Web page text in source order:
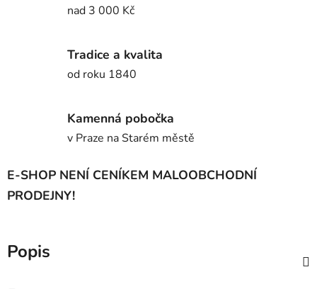
nad 3 000 Kč
Tradice a kvalita
od roku 1840
Kamenná pobočka
v Praze na Starém městě
E-SHOP NENÍ CENÍKEM MALOOBCHODNÍ
PRODEJNY!
Popis